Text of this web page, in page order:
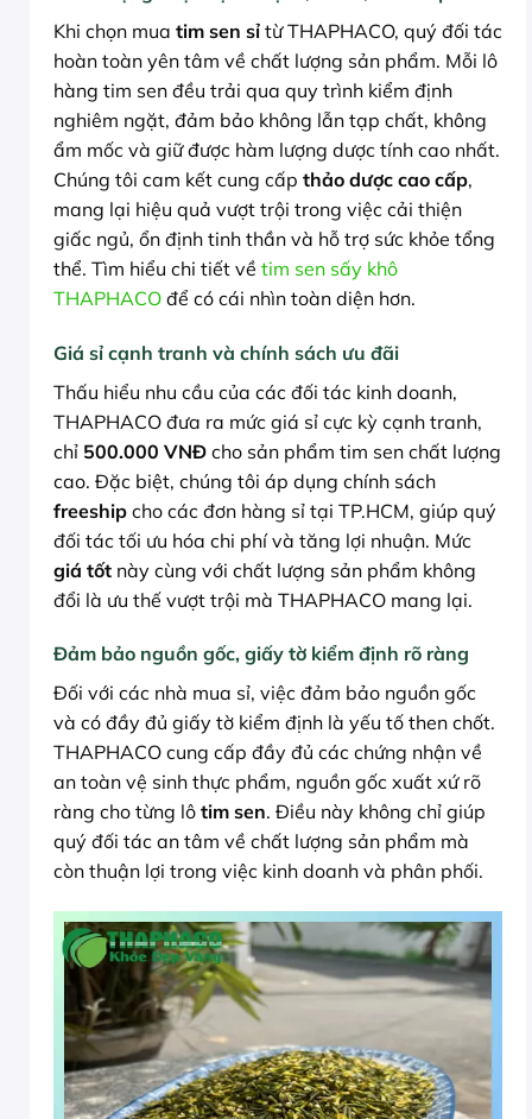
Khi chọn mua tim sen sỉ từ THAPHACO, quý đối tác
hoàn toàn yên tâm về chất lượng sản phẩm. Mỗi lô
hàng tim sen đều trải qua quy trình kiểm định
nghiêm ngặt, đảm bảo không lẫn tạp chất, không
ẩm mốc và giữ được hàm lượng dược tính cao nhất.
Chúng tôi cam kết cung cấp thảo dược cao cấp,
mang lại hiệu quả vượt trội trong việc cải thiện
giấc ngủ, ổn định tinh thần và hỗ trợ sức khỏe tổng
thể. Tìm hiểu chi tiết về tim sen sấy khô
THAPHACO để có cái nhìn toàn diện hơn.
Giá sỉ cạnh tranh và chính sách ưu đãi
Thấu hiểu nhu cầu của các đối tác kinh doanh,
THAPHACO đưa ra mức giá sỉ cực kỳ cạnh tranh,
chỉ 500.000 VNĐ cho sản phẩm tim sen chất lượng
cao. Đặc biệt, chúng tôi áp dụng chính sách
freeship cho các đơn hàng sỉ tại TP.HCM, giúp quý
đối tác tối ưu hóa chi phí và tăng lợi nhuận. Mức
giá tốt này cùng với chất lượng sản phẩm không
đổi là ưu thế vượt trội mà THAPHACO mang lại.
Đảm bảo nguồn gốc, giấy tờ kiểm định rõ ràng
Đối với các nhà mua sỉ, việc đảm bảo nguồn gốc
và có đầy đủ giấy tờ kiểm định là yếu tố then chốt.
THAPHACO cung cấp đầy đủ các chứng nhận về
an toàn vệ sinh thực phẩm, nguồn gốc xuất xứ rõ
ràng cho từng lô tim sen. Điều này không chỉ giúp
quý đối tác an tâm về chất lượng sản phẩm mà
còn thuận lợi trong việc kinh doanh và phân phối.